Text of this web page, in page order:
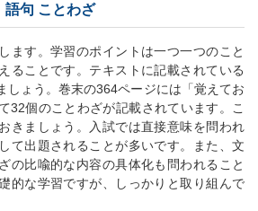
語句 ことわざ
ます。学習のポイントは一つ一つのこと
ることです。テキストに記載されている
しょう。巻末の364ページには「覚えてお
32個のことわざが記載されています。こ
きましょう。入試では直接意味を問われ
て出題されることが多いです。また、文
の比喩的な内容の具体化も問われること
的な学習ですが、しっかりと取り組んで